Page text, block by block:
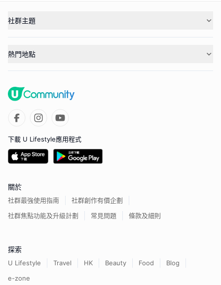
社群主題
熱門地點
下載 U Lifestyle應用程式
關於
社群最強使用指南
社群創作有價企劃
社群焦點功能及升級計劃
常見問題 條款及細則
探索
U Lifestyle Travel HK Beauty Food
Blog
e-zone